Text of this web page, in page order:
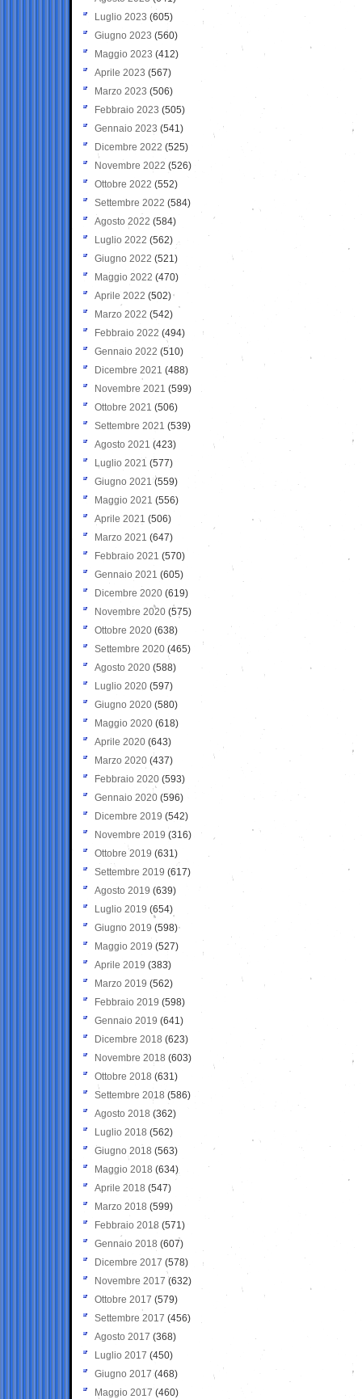
Luglio 2023 (605)
Giugno 2023 (560)
Maggio 2023 (412)
Aprile 2023 (567)
Marzo 2023 (506)
Febbraio 2023 (505)
Gennaio 2023 (541)
Dicembre 2022 (525)
Novembre 2022 (526)
Ottobre 2022 (552)
Settembre 2022 (584)
Agosto 2022 (584)
Luglio 2022 (562)
Giugno 2022 (521)
Maggio 2022 (470)
Aprile 2022 (502)
Marzo 2022 (542)
Febbraio 2022 (494)
Gennaio 2022 (510)
Dicembre 2021 (488)
Novembre 2021 (599)
Ottobre 2021 (506)
Settembre 2021 (539)
Agosto 2021 (423)
Luglio 2021 (577)
Giugno 2021(559)
Maggio 2021 (556)
Aprile 2021 (506)
Marzo 2021 (647)
Febbraio 2021 (570)
Gennaio 2021 (605)
Dicembre 2020 (619)
Novembre 2020 (575)
Ottobre 2020 (638)
Settembre 2020(465)
Agosto 2020 (588)
Luglio 2020 (597)
Giugno 2020 (580)
Maggio 2020 (618)
Aprile 2020 (643)
Marzo 2020 (437)
Febbraio 2020 (593)
Gennaio 2020 (596)
Dicembre 2019 (542)
Novembre 2019 (316)
Ottobre 2019 (631)
Settembre 2019 (617)
Agosto 2019 (639)
Luglio 2019 (654)
Giugno 2019 (598)
Maggio 2019 (527)
Aprile 2019 (383)
Marzo 2019 (562)
Febbraio 2019 (598)
Gennaio 2019 (641)
Dicembre 2018 (623)
Novembre 2018 (603)
Ottobre 2018 (631)
Settembre 2018 (586)
Agosto 2018 (362)
Luglio 2018 (562)
Giugno 2018 (563)
Maggio 2018 (634)
Aprile 2018 (547)
Marzo 2018 (599)
Febbraio 2018 (571)
Gennaio 2018 (607)
Dicembre 2017 (578)
Novembre 2017 (632)
Ottobre 2017 (579)
Settembre 2017 (456)
Agosto 2017 (368)
Luglio 2017 (450)
Giugno 2017 (468)
Maggio 2017 (460)